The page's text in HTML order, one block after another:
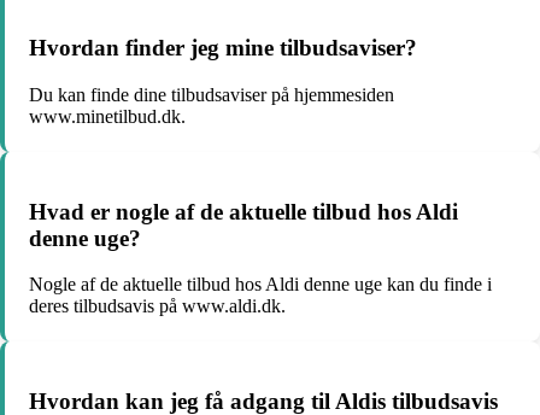
Hvordan finder jeg mine tilbudsaviser?
Du kan finde dine tilbudsaviser på hjemmesiden
www.minetilbud.dk.
Hvad er nogle af de aktuelle tilbud hos Aldi
denne uge?
Nogle af de aktuelle tilbud hos Aldi denne uge kan du finde i
deres tilbudsavis på www.aldi.dk.
Hvordan kan jeg få adgang til Aldis tilbudsavis